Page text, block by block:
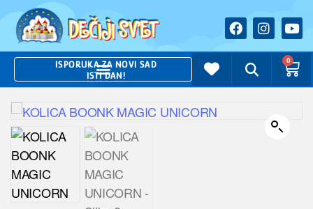
ISPORUKA ZA NOVI SAD
ISTI DAN!
0